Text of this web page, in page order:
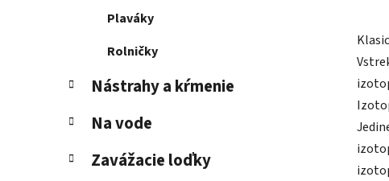
Plaváky
Rolničky
Nástrahy a kŕmenie
Na vode
Zavážacie loďky